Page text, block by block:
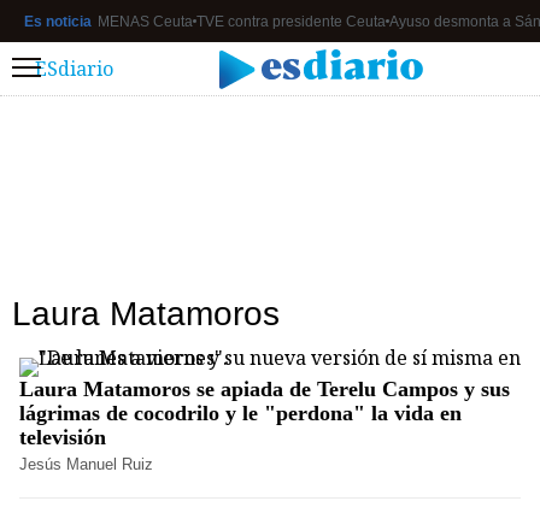
Es noticia MENAS Ceuta TVE contra presidente Ceuta Ayuso desmonta a
Menú
ESdiario
Laura Matamoros
Laura Matamoros se apiada de Terelu Campos y sus
lágrimas de cocodrilo y le "perdona" la vida en
televisión
Jesús Manuel Ruiz